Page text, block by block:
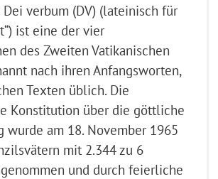
verbum (DV) (lateinisch für
ist eine der vier
des Zweiten Vatikanischen
nach ihren Anfangsworten,
Texten üblich. Die
Konstitution über die göttliche
wurde am 18. November 1965
mit 2.344 zu 6
und durch feierliche